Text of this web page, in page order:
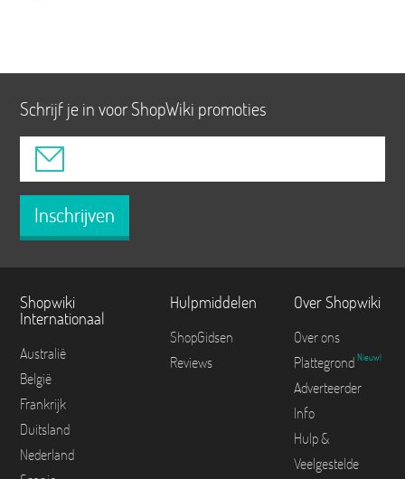
Schrijf je in voor ShopWiki promoties
Inschrijven
Shopwiki
Internationaal
Australië
België
Frankrijk
Duitsland
Nederland
Hulpmiddelen
ShopGidsen
Reviews
Over Shopwiki
Over ons
Plattegrond Nieuw!
Adverteerder
Info
Hulp &
Veelgestelde